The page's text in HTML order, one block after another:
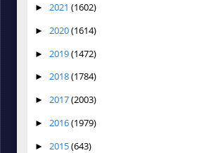
► 2021 (1602)
► 2020(1614)
► 2019(1472)
► 2018(1784)
► 2017(2003)
► 2016(1979)
► 2015(643)